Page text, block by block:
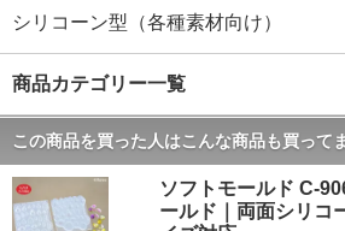
シリコーン型（各種素材向け）
商品カテゴリー一覧
この商品を買った人はこんな商品も買って
ソフトモールド C-
ールド｜両面シリ